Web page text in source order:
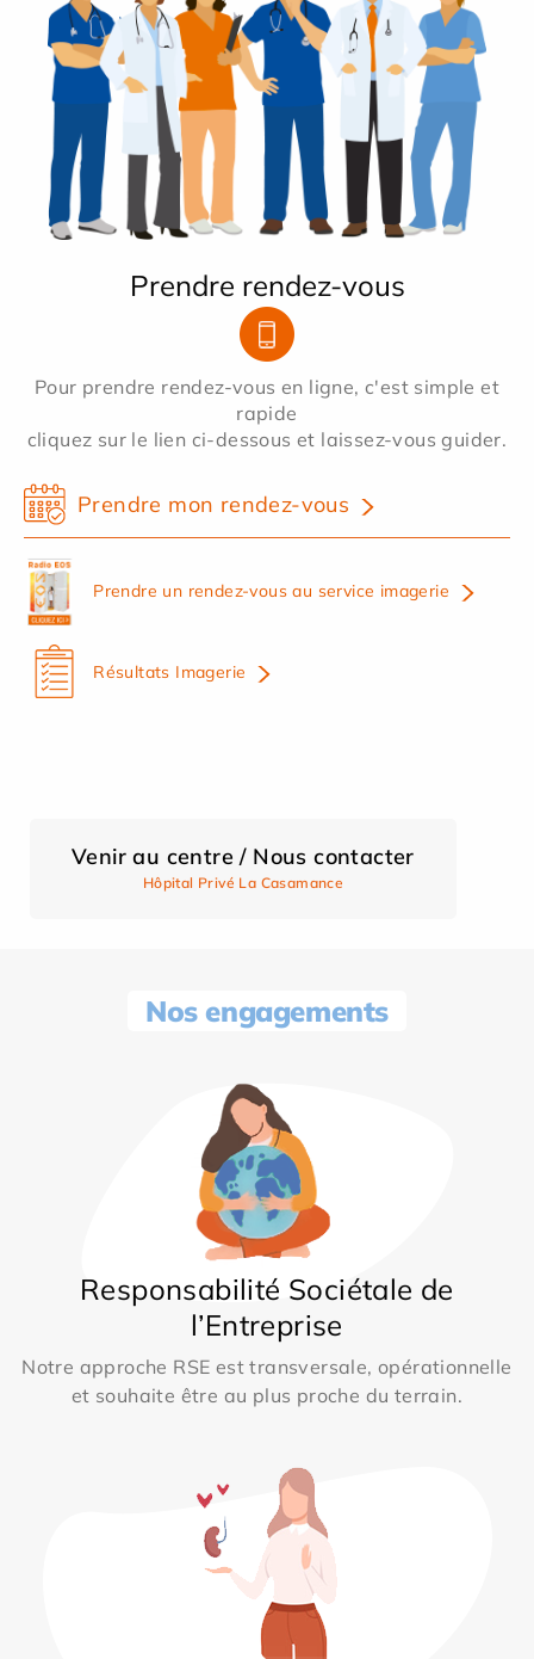
Prendre rendez-vous
Pour prendre rendez-vous en ligne, c'est simple et
rapide
cliquez sur le lien ci-dessous et laissez-vous guider.
Prendre mon rendez-vous
Prendre un rendez-vous au service imagerie
Résultats Imagerie
Venir au centre / Nous contacter
Hôpital Privé La Casamance
Nos engagements
Responsabilité Sociétale de
l’Entreprise
Notre approche RSE est transversale, opérationnelle
et souhaite être au plus proche du terrain.